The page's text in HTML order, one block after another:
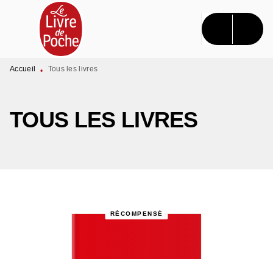
MENU RECHERCHE CONTENU
PIED DE PAGE
Accueil • Tous les livres
TOUS LES LIVRES
RÉCOMPENSÉ